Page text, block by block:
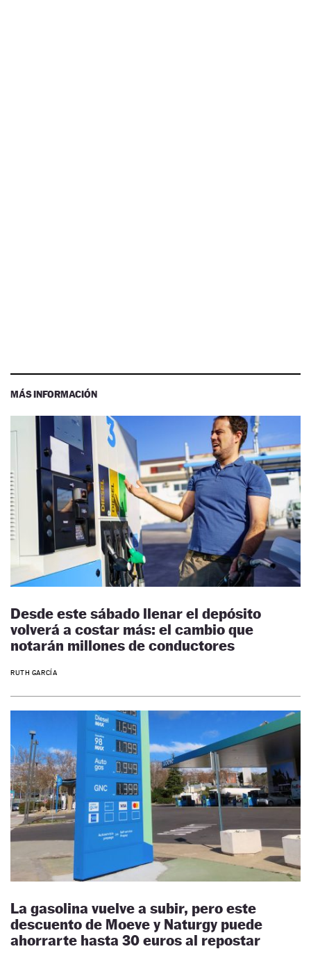
MÁS INFORMACIÓN
Desde este sábado llenar el depósito
volverá a costar más: el cambio que
notarán millones de conductores
RUTH GARCÍA
La gasolina vuelve a subir, pero este
descuento de Moeve y Naturgy puede
ahorrarte hasta 30 euros al repostar